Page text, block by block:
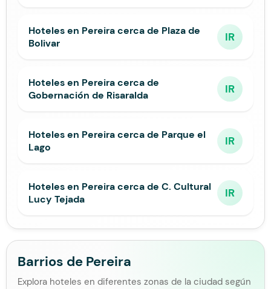
Hoteles en Pereira cerca de Plaza de
Bolivar
IR
Hoteles en Pereira cerca de
Gobernación de Risaralda
IR
Hoteles en Pereira cerca de Parque el
Lago
IR
Hoteles en Pereira cerca de C. Cultural
Lucy Tejada
IR
Barrios de Pereira
Explora hoteles en diferentes zonas de la ciudad según